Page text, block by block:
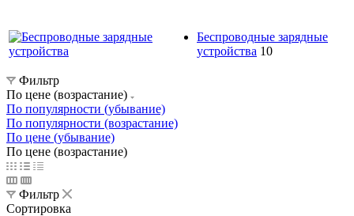
Беспроводные зарядные
устройства 10
Фильтр
По цене (возрастание)
По популярности (убывание)
По популярности (возрастание)
По цене (убывание)
По цене (возрастание)
Фильтр
Сортировка